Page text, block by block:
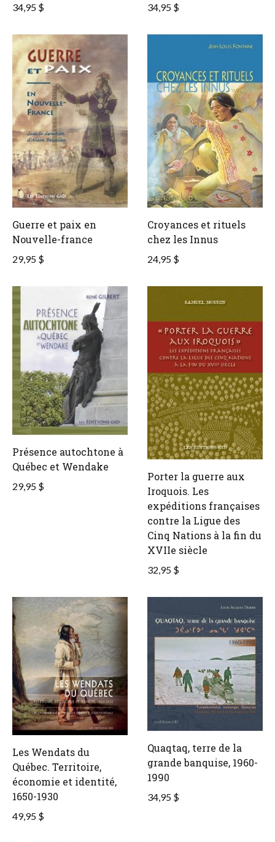
34,95 $ 34,95 $
Guerre et paix en
Nouvelle-france
29,95 $
Croyances et rituels
chez les Innus
24,95 $
Présence autochtone à
Québec et Wendake
29,95 $
Porter la guerre aux
Iroquois. Les
expéditions françaises
contre la Ligue des
Cinq Nations à la fin du
XVIIe siècle
32,95 $
Les Wendats du
Québec. Territoire,
économie et identité,
1650-1930
49,95 $
Quaqtaq, terre de la
grande banquise, 1960-
1990
34,95 $